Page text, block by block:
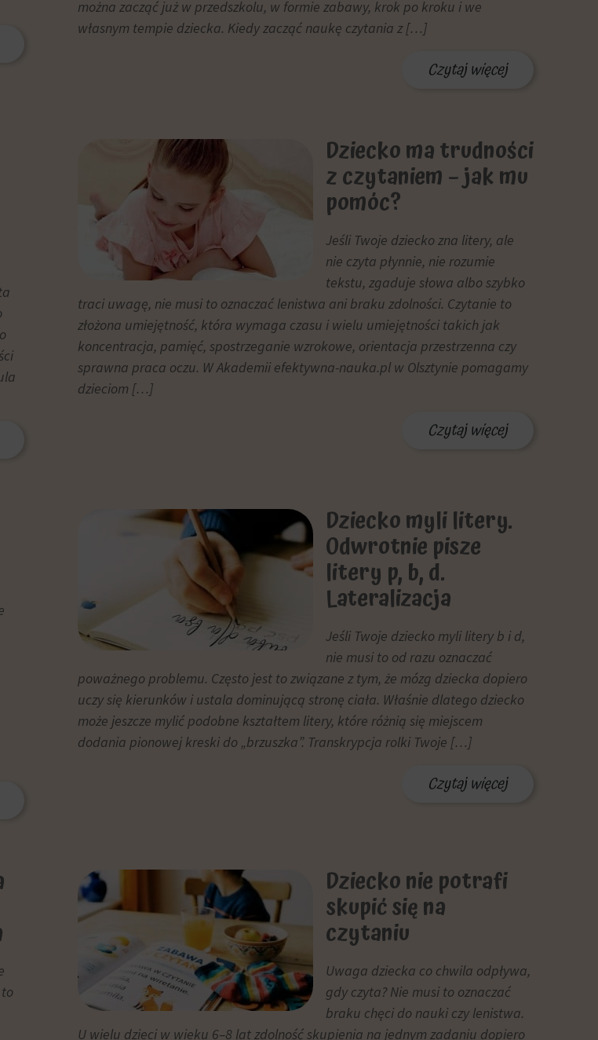
można zacząć już w przedszkolu, w formie zabawy, krok po kroku i we
własnym tempie dziecka. Kiedy zacząć naukę czytania z […]
Czytaj więcej
Dziecko ma trudności
z czytaniem – jak mu
pomóc?
Jeśli Twoje dziecko zna litery, ale
nie czyta płynnie, nie rozumie
tekstu, zgaduje słowa albo szybko
traci uwagę, nie musi to oznaczać lenistwa ani braku zdolności. Czytanie to
złożona umiejętność, która wymaga czasu i wielu umiejętności takich jak
koncentracja, pamięć, spostrzeganie wzrokowe, orientacja przestrzenna czy
sprawna praca oczu. W Akademii efektywna-nauka.pl w Olsztynie pomagamy
dzieciom […]
Czytaj więcej
Dziecko myli litery.
Odwrotnie pisze
litery p, b, d.
Lateralizacja
Jeśli Twoje dziecko myli litery b i d,
nie musi to od razu oznaczać
poważnego problemu. Często jest to związane z tym, że mózg dziecka dopiero
uczy się kierunków i ustala dominującą stronę ciała. Właśnie dlatego dziecko
może jeszcze mylić podobne kształtem litery, które różnią się miejscem
dodania pionowej kreski do „brzuszka”. Transkrypcja rolki Twoje […]
Czytaj więcej
Dziecko nie potrafi
skupić się na
czytaniu
Uwaga dziecka co chwila odpływa,
gdy czyta? Nie musi to oznaczać
braku chęci do nauki czy lenistwa.
U wielu dzieci w wieku 6–8 lat zdolność skupienia na jednym zadaniu dopiero